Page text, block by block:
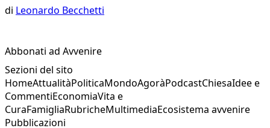
di Leonardo Becchetti
Abbonati ad Avvenire
Sezioni del sito
HomeAttualitàPoliticaMondoAgoràPodcastChiesaIdee e
CommentiEconomiaVita e
CuraFamigliaRubricheMultimediaEcosistema avvenire
Pubblicazioni